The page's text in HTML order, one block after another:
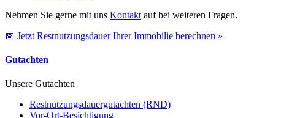
Nehmen Sie gerne mit uns Kontakt auf bei weiteren Fragen.
📅 Jetzt Restnutzungsdauer Ihrer Immobilie berechnen »
Gutachten
Unsere Gutachten
Restnutzungsdauergutachten (RND)
Vor-Ort-Besichtigung